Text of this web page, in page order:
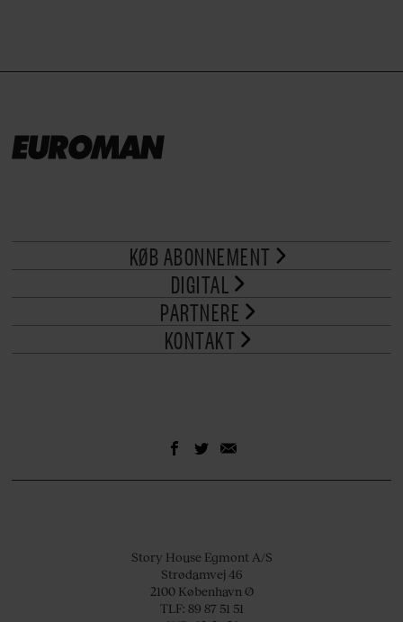
KØB ABONNEMENT
DIGITAL
PARTNERE
KONTAKT
Story House Egmont A/S
Strødamvej 46
2100 København Ø
TLF: 89 87 51 51